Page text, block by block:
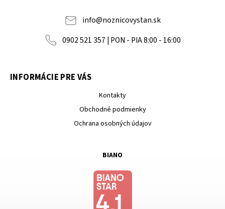
info@noznicovystan.sk
0902 521 357 | PON - PIA 8:00 - 16:00
INFORMÁCIE PRE VÁS
Kontakty
Obchodné podmienky
Ochrana osobných údajov
BIANO